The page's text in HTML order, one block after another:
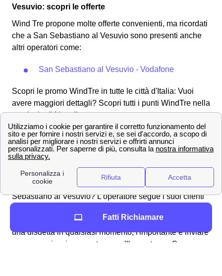
Vesuvio: scopri le offerte
Wind Tre propone molte offerte convenienti, ma ricordati
che a San Sebastiano al Vesuvio sono presenti anche
altri operatori come:
San Sebastiano al Vesuvio - Vodafone
Scopri le promo WindTre in tutte le città d'Italia: Vuoi
avere maggiori dettagli? Scopri tutti i punti WindTre nella
provincia di Napoli
Contatta i numeri dell'assistenza clienti Wind Tre a
San Sebastiano al Vesuvio
Effettuare una disdetta con Wind Tre a San
Sebastiano al Vesuvio
Come fare per disdire un contratto con Wind Tre a San
Sebastiano al Vesuvio? L'operatore segue i suoi clienti
la disdetta di un abbonamento o tariffa. Puoi effettuare
una disdetta in qualsiasi momento, l'importante è inviare
una comunicazione per tempo all'operatore a San
Fatti Richiamare